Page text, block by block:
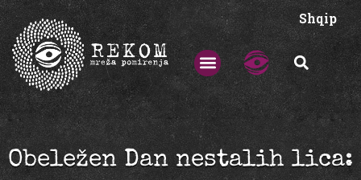
Shqip
Obeležen Dan nestalih lica: